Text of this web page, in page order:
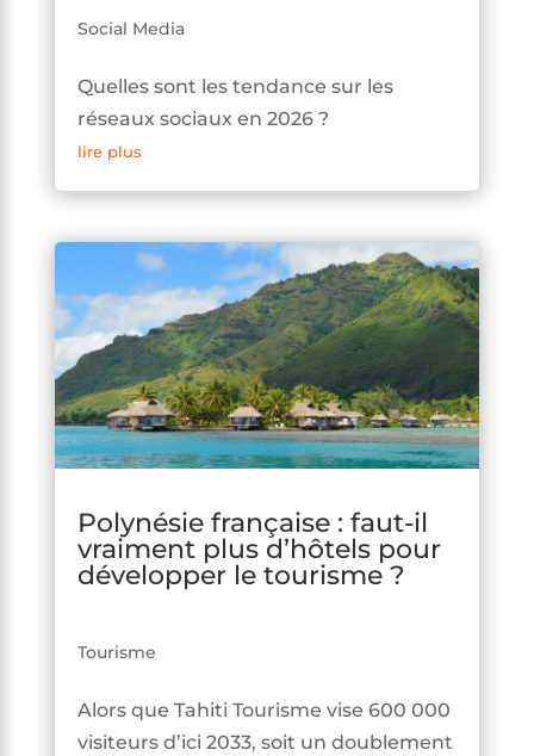
Social Media
Quelles sont les tendance sur les
réseaux sociaux en 2026 ?
lire plus
Polynésie française : faut-il
vraiment plus d’hôtels pour
développer le tourisme ?
Tourisme
Alors que Tahiti Tourisme vise 600 000
visiteurs d’ici 2033, soit un doublement